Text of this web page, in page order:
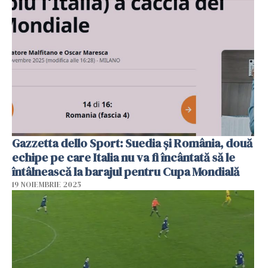
Gazzetta dello Sport: Suedia şi România, două
echipe pe care Italia nu va fi încântată să le
întâlnească la barajul pentru Cupa Mondială
19 NOIEMBRIE 2025